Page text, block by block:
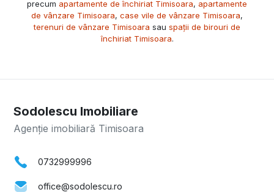
precum apartamente de închiriat Timisoara, apartamente
de vânzare Timisoara, case vile de vânzare Timisoara,
terenuri de vânzare Timisoara sau spații de birouri de
închiriat Timisoara.
Sodolescu Imobiliare
Agenție imobiliară Timisoara
0732999996
office@sodolescu.ro